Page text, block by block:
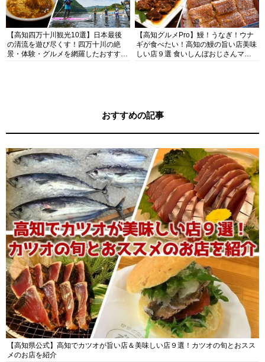
【高知四万十川観光10選】日本最後
の清流を遊び尽くす！四万十川の絶
景・体験・グルメを網羅したおすすめ
【高知グルメPro】鰻！うなぎ！ウナ
ギが食べたい！高知の鰻の旨い店美味
しい店９選 食いしんぼおじさんマッ
おすすめの記事
【高知県公式】高知でカツオが旨い店＆美味しい店９選！カツオの旬とおスス
メのお店を紹介